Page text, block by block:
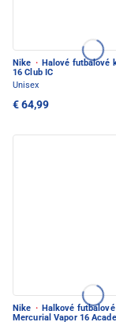
Nike · Halové futbalové
16 Club IC
Unisex
€ 64,99
Nike · Halkové
Mercurial Vapor 16